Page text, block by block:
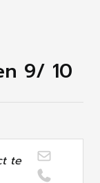
9/ 10
te